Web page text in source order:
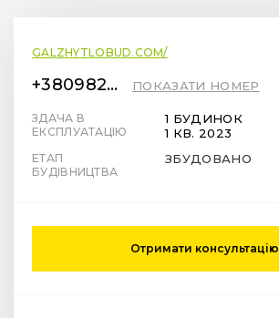
GALZHYTLOBUD.COM/
+380982441414 ПОКАЗАТИ НОМЕР
ЗДАЧА В
ЕКСПЛУАТАЦІЮ
1 БУДИНОК
1 КВ. 2023
ЕТАП
БУДІВНИЦТВА
ЗБУДОВАНО
Отримати консультацію